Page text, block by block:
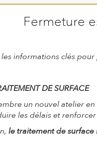
Fermeture
les informations clés
DE SURFACE
un nouvel atelier
les délais et
le traitement de surface